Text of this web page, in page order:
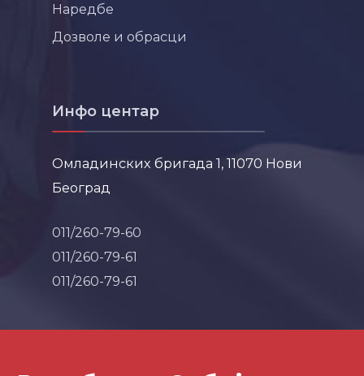
Наредбе
Дозволе и обрасци
Инфо центар
Омладинских бригада 1, 11070 Нови
Београд
011/260-79-60
011/260-79-61
011/260-79-61